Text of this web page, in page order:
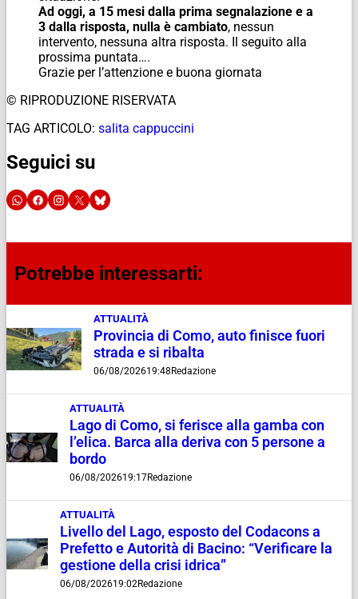
Ad oggi, a 15 mesi dalla prima segnalazione e a
3 dalla risposta, nulla è cambiato, nessun
intervento, nessuna altra risposta. Il seguito alla
prossima puntata….
Grazie per l’attenzione e buona giornata
© RIPRODUZIONE RISERVATA
TAG ARTICOLO: salita cappuccini
Seguici su
Potrebbe interessarti:
ATTUALITÀ
Provincia di Como, auto finisce fuori
strada e si ribalta
06/08/202619:48 Redazione
ATTUALITÀ
Lago di Como, si ferisce alla gamba con
l’elica. Barca alla deriva con 5 persone a
bordo
06/08/202619:17Redazione
ATTUALITÀ
Livello del Lago, esposto del Codacons a
Prefetto e Autorità di Bacino: “Verificare la
gestione della crisi idrica”
06/08/202619:02Redazione